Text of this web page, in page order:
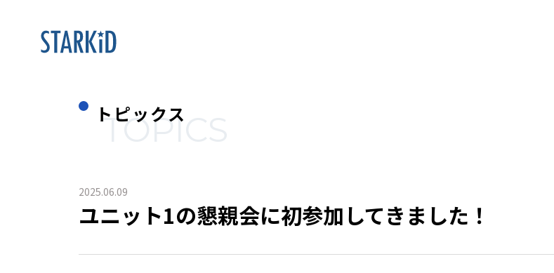
トピックス
TOPICS
2025.06.09
ユニット1の懇親会に初参加してきました！